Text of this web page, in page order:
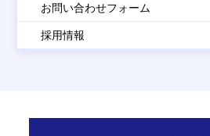
お問い合わせフォーム
採用情報